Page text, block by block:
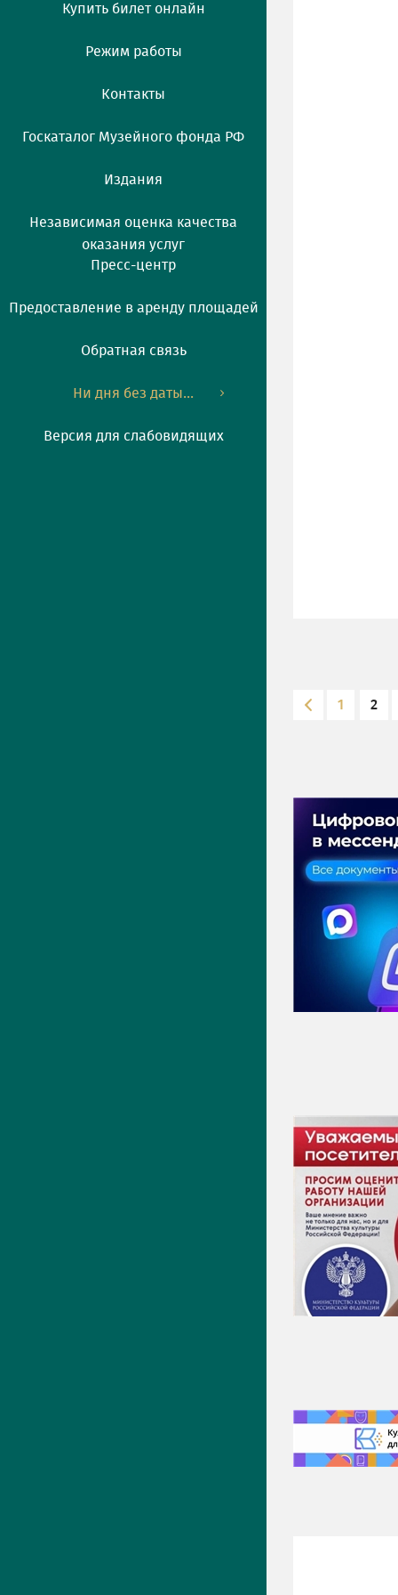
Купить билет онлайн
Режим работы
Контакты
Госкаталог Музейного фонда РФ
Издания
Независимая оценка качества
оказания услуг
Пресс-центр
Предоставление в аренду площадей
Обратная связь
Ни дня без даты...
Версия для слабовидящих
1 2